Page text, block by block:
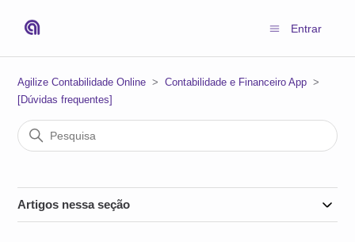
Entrar
Agilize Contabilidade Online
Contabilidade e Financeiro App
[Dúvidas frequentes]
Artigos nessa seção